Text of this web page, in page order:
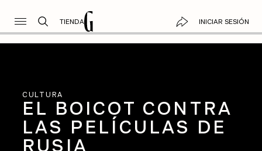
TIENDA INICIAR SESIÓN
CULTURA
EL BOICOT CONTRA
LAS PELÍCULAS DE
RUSIA